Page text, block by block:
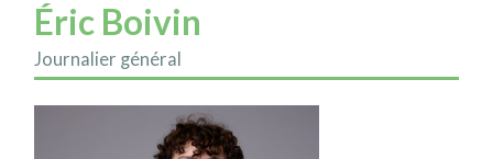
Éric Boivin
Journalier général